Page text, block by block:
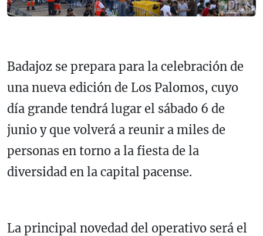
Badajoz se prepara para la celebración de
una nueva edición de Los Palomos, cuyo
día grande tendrá lugar el sábado 6 de
junio y que volverá a reunir a miles de
personas en torno a la fiesta de la
diversidad en la capital pacense.
La principal novedad del operativo será el